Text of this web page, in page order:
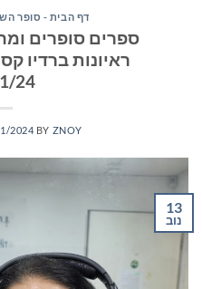
דף הבית - סופר
ספרים סופרים
24
2024 BY ZNOY
13
נוב